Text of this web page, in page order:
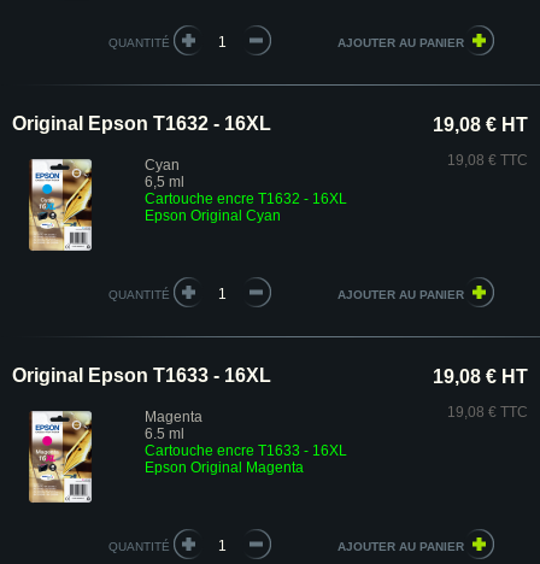
QUANTITÉ
Original Epson T1632 - 16XL
Cyan
6,5 ml
Cartouche encre T1632 - 16XL
Epson Original Cyan
19,08 € HT
19,08 € TTC
QUANTITÉ
Original Epson T1633 - 16XL
Magenta
6.5 ml
Cartouche encre T1633 - 16XL
Epson Original Magenta
19,08 € HT
19,08 € TTC
QUANTITÉ